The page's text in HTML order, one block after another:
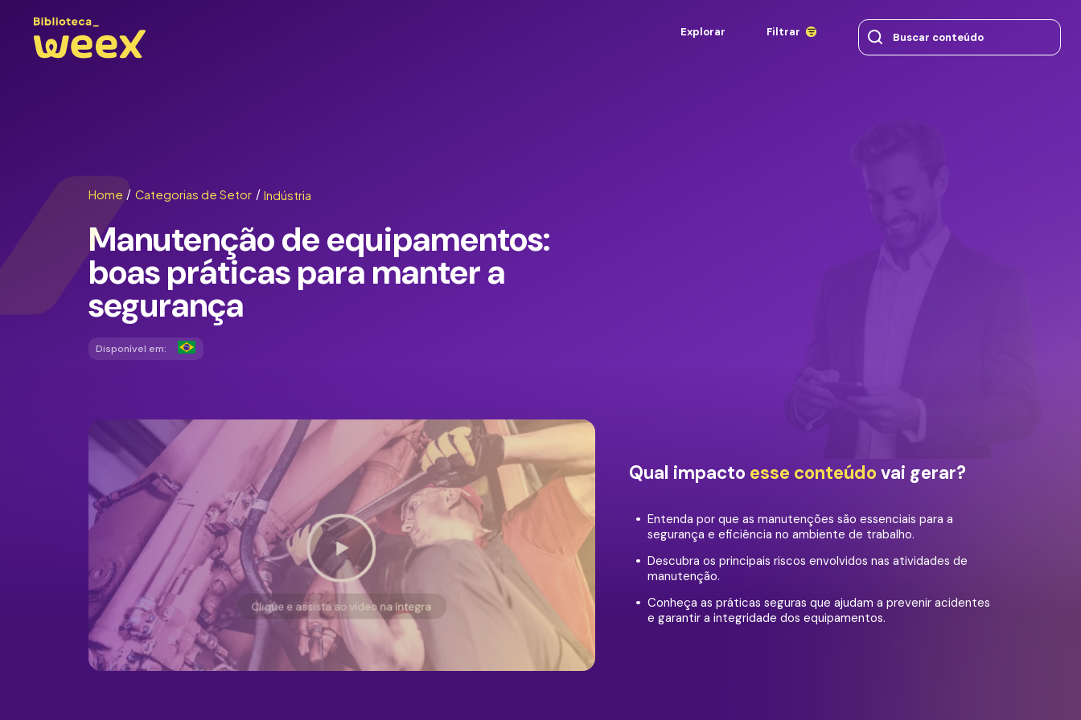
Explorar Filtrar
Home / Categorias de Setor / Indústria
Manutenção de equipamentos:
boas práticas para manter a
segurança
Disponível em:
Clique e assista ao vídeo na íntegra
Qual impacto esse conteúdo vai gerar?
Entenda por que as manutenções são essenciais para a
segurança e eficiência no ambiente de trabalho.
Descubra os principais riscos envolvidos nas atividades de
manutenção.
Conheça as práticas seguras que ajudam a prevenir acidentes
e garantir a integridade dos equipamentos.